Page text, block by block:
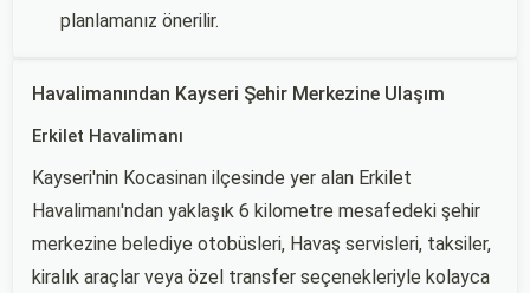
planlamanız önerilir.
Havalimanından Kayseri Şehir Merkezine Ulaşım
Erkilet Havalimanı
Kayseri'nin Kocasinan ilçesinde yer alan Erkilet
Havalimanı'ndan yaklaşık 6 kilometre mesafedeki şehir
merkezine belediye otobüsleri, Havaş servisleri, taksiler,
kiralık araçlar veya özel transfer seçenekleriyle kolayca